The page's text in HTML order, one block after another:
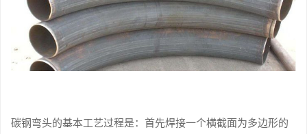
碳钢弯头的基本工艺过程是：首先焊接一个横截面为多边形的